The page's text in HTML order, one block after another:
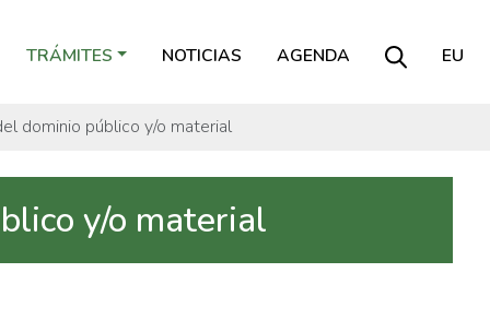
TRÁMITES NOTICIAS AGENDA EU
dominio público y/o material
y/o material